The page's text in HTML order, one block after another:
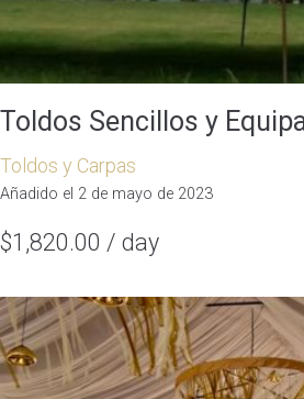
Toldos Sencillos y
Toldos y Carpas
Añadido el 2 de mayo de 2023
$1,820.00 / day